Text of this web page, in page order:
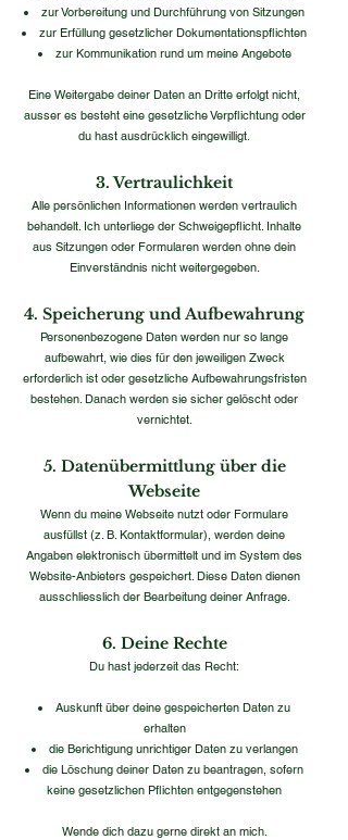
zur Vorbereitung und Durchführung von Sitzungen
zur Erfüllung gesetzlicher Dokumentationspflichten
zur Kommunikation rund um meine Angebote
Eine Weitergabe deiner Daten an Dritte erfolgt nicht,
ausser es besteht eine gesetzliche Verpflichtung oder
du hast ausdrücklich eingewilligt.
3. Vertraulichkeit
Alle persönlichen Informationen werden vertraulich
behandelt. Ich unterliege der Schweigepflicht. Inhalte
aus Sitzungen oder Formularen werden ohne dein
Einverständnis nicht weitergegeben.​
4. Speicherung und Aufbewahrung
Personenbezogene Daten werden nur so lange
aufbewahrt, wie dies für den jeweiligen Zweck
erforderlich ist oder gesetzliche Aufbewahrungsfristen
bestehen. Danach werden sie sicher gelöscht oder
vernichtet.​
5. Datenübermittlung über die
Webseite
Wenn du meine Webseite nutzt oder Formulare
ausfüllst (z. B. Kontaktformular), werden deine
Angaben elektronisch übermittelt und im System des
Website-Anbieters gespeichert. Diese Daten dienen
ausschliesslich der Bearbeitung deiner Anfrage.
6. Deine Rechte
Du hast jederzeit das Recht:
Auskunft über deine gespeicherten Daten zu
erhalten
die Berichtigung unrichtiger Daten zu verlangen
die Löschung deiner Daten zu beantragen, sofern
keine gesetzlichen Pflichten entgegenstehen
Wende dich dazu gerne direkt an mich.​